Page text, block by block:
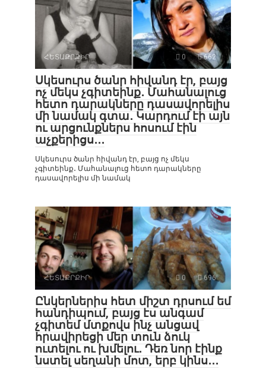
ՀԵՏԱՔՐՔԻՐ 0 662
Սկեսուրս ծանր հիվանդ էր, բայց
ոչ մեկս չգիտեինք․ Մահանալուց
հետո դարակները դասավորելիս
մի նամակ գտա․ Կարդում էի այն
ու արցունքներս հոսում էին
աչքերիցս․․․
Սկեսուրս ծանր հիվանդ էր, բայց ոչ մեկս
չգիտեինք․ Մահանալուց հետո դարակները
դասավորելիս մի նամակ
ՀԵՏԱՔՐՔԻՐ 0 696
Ընկերներիս հետ միշտ դրսում եմ
հանդիպում, բայց էս անգամ
չգիտեմ մտքովս ինչ անցավ
հրավիրեցի մեր տուն ձուկ
ուտելու ու խմելու․ Դեռ նոր էինք
նստել սեղանի մոտ, երբ կինս․․․